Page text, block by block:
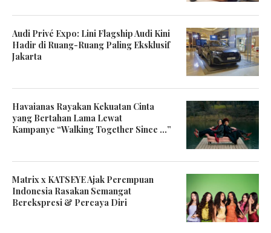
Audi Privé Expo: Lini Flagship Audi Kini
Hadir di Ruang-Ruang Paling Eksklusif
Jakarta
Havaianas Rayakan Kekuatan Cinta
yang Bertahan Lama Lewat
Kampanye “Walking Together Since …”
Matrix x KATSEYE Ajak Perempuan
Indonesia Rasakan Semangat
Berekspresi & Percaya Diri